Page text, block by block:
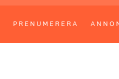
PRENUMERERA